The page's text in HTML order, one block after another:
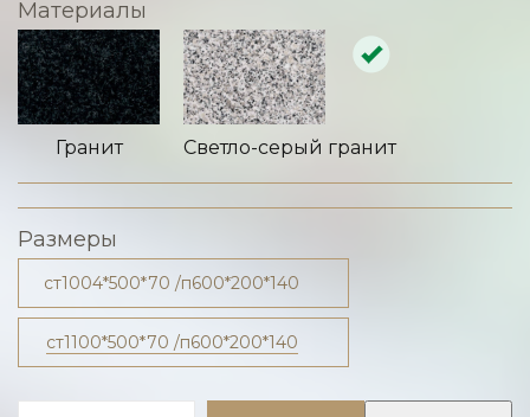
Материалы
Гранит Светло-серый гранит
Размеры
ст1004*500*70 /п600*200*140
ст1100*500*70 /п600*200*140